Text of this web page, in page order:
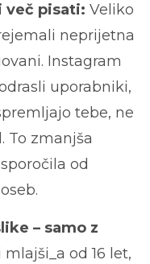
več pisati: Veliko
neprijetna
Instagram
uporabniki,
tebe, ne
To zmanjša
od
– samo z
mlajši_a od 16 let,